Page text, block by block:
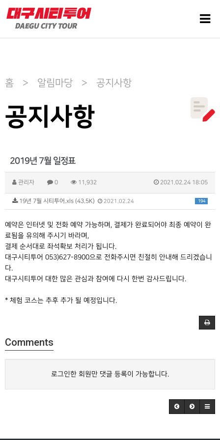
홈 > 알림마당 > 공지사항
공지사항
2019년 7월 일정표
관리자 0 11,932 2021.02.24 18:05
194
19년 7월 시티투어.xls (43.5K) 2021.02.24
예약은 인터넷 및 전화 예약 가능하며, 결제가 완료되어야 최종 예약이 완
료됨을 유의해 주시기 바라며,
결제 순서대로 좌석확보 처리가 됩니다.
대구시티투어 053)627-8900으로 전화주시면 친절히 안내해 드리겠습니
다.
대구시티투어 대한 많은 관심과 참여에 다시 한번 감사드립니다.
* 체험 코스는 추후 추가 될 예정입니다.
Comments
로그인한 회원만 댓글 등록이 가능합니다.